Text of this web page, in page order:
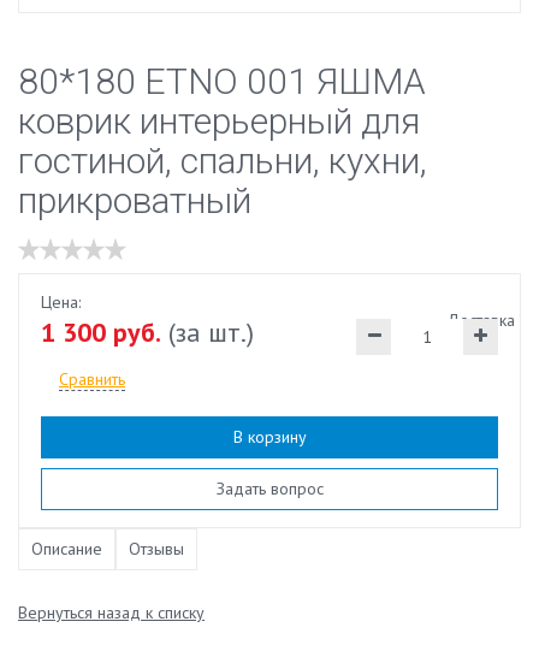
80*180 ETNO 001 ЯШМА
коврик интерьерный для
гостиной, спальни, кухни,
прикроватный
Доставка
Цена:
1 300 руб. (за шт.)
Сравнить
В корзину
Задать вопрос
Описание Отзывы
Вернуться назад к списку